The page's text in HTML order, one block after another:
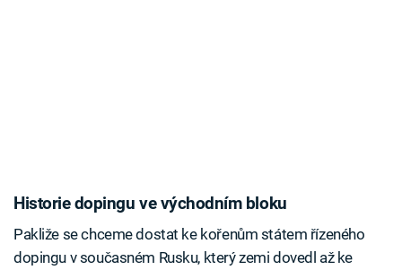
Historie dopingu ve východním bloku
Pakliže se chceme dostat ke kořenům státem řízeného
dopingu v současném Rusku, který zemi dovedl až ke